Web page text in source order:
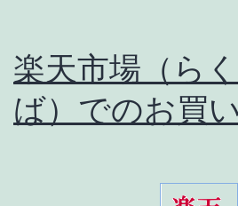
楽天市場（ら
ば）でのお買